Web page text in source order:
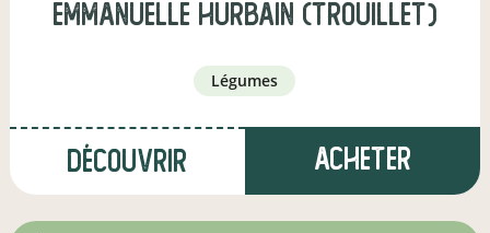
emmanuelle hurbain (trouillet)
légumes
Découvrir Acheter